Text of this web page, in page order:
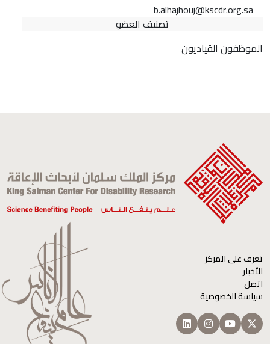
b.alhajhouj@kscdr.org.sa
تصنيف العضو
الموظفون القياديون
تعرف على المركز
الأخبار
اتصل
سياسة الخصوصية